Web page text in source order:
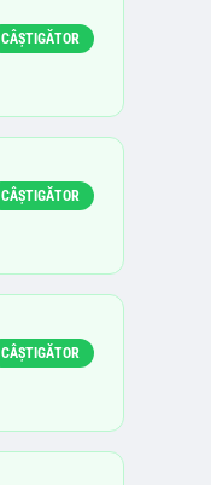
CÂȘTIGĂTOR
CÂȘTIGĂTOR
CÂȘTIGĂTOR